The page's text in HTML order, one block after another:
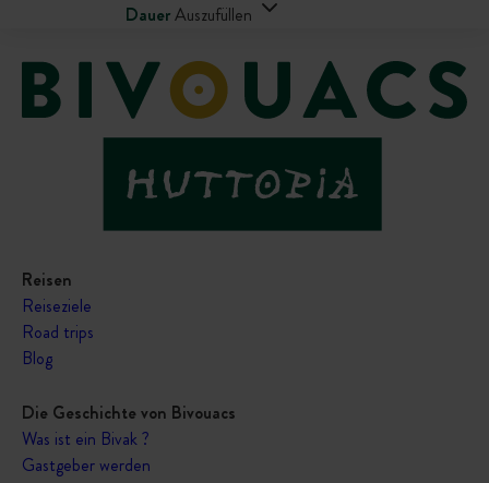
DauerAuszufüllen
Reisen
Reiseziele
Road trips
Blog
Die Geschichte von Bivouacs
Was ist ein Bivak ?
Gastgeber werden